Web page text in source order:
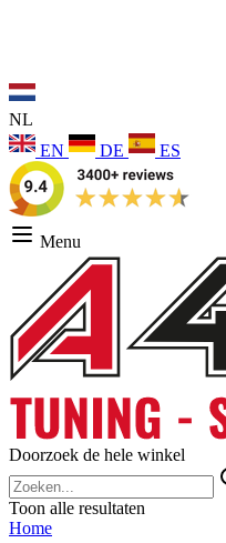
NL
EN
DE ES
Menu
Doorzoek de hele winkel
Toon alle resultaten
Home